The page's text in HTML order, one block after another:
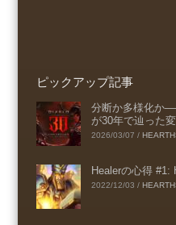
ピックアップ記事
分断か多様化か
が30年で辿った
2026/03/07 /
Healerの心得 #1:
2022/12/03 /